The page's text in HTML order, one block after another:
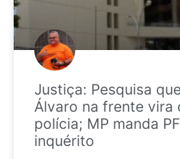
Justiça: Pesquisa
Álvaro na frente vira
polícia; MP manda
inquérito